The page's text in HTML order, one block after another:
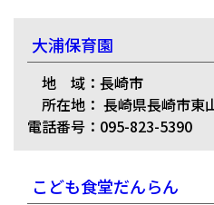
大浦保育園
地 域：長崎市
所在地： 長崎県長崎市東
電話番号：095-823-5390
こども食堂だんらん